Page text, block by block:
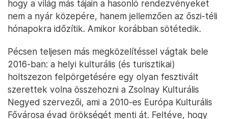
hogy a világ más tájain a hasonló rendezvényeket
nem a nyár közepére, hanem jellemzően az őszi-téli
hónapokra időzítik. Amikor korábban sötétedik.
Pécsen teljesen más megközelítéssel vágtak bele
2016-ban: a helyi kulturális (és turisztikai)
holtszezon felpörgetésére egy olyan fesztivált
szerettek volna összehozni a Zsolnay Kulturális
Negyed szervezői, ami a 2010-es Európa Kulturális
Fővárosa évad örökségét menti át. Feltéve, hogy